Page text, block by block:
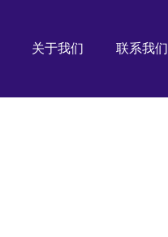
关于我们 联系我们